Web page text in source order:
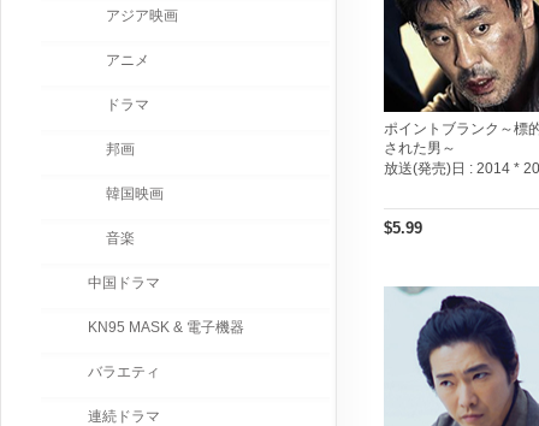
ポイントブランク～標
された男～
放送(発売)日 : 2014 *
$5.99
アジア映画
アニメ
ドラマ
邦画
韓国映画
音楽
中国ドラマ
KN95 MASK & 電子機器
バラエティ
連続ドラマ